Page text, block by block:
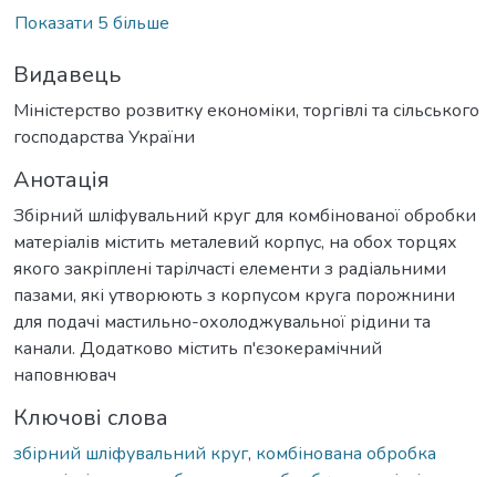
Показати 5 більше
Видавець
Міністерство розвитку економіки, торгівлі та сільського
господарства України
Анотація
Збірний шліфувальний круг для комбінованої обробки
матеріалів містить металевий корпус, на обох торцях
якого закріплені тарілчасті елементи з радіальними
пазами, які утворюють з корпусом круга порожнини
для подачі мастильно-охолоджувальної рідини та
канали. Додатково містить п'єзокерамічний
наповнювач
Ключові слова
збірний шліфувальний круг, комбінована обробка